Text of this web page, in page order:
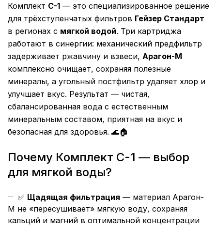
Комплект С-1 — это специализированное решение
для трёхступенчатых фильтров Гейзер Стандарт
в регионах с мягкой водой. Три картриджа
работают в синергии: механический предфильтр
задерживает ржавчину и взвеси, Арагон-М
комплексно очищает, сохраняя полезные
минералы, а угольный постфильтр удаляет хлор и
улучшает вкус. Результат — чистая,
сбалансированная вода с естественным
минеральным составом, приятная на вкус и
безопасная для здоровья. 🌊🏠
Почему Комплект С-1 — выбор
для мягкой воды?
✅ Щадящая фильтрация — материал Арагон-
М не «пересушивает» мягкую воду, сохраняя
кальций и магний в оптимальной концентрации